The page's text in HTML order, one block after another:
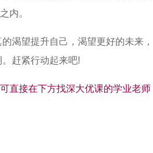
内。
渴望提升自己，渴望更好的未来，
赶紧行动起来吧!
直接在下方找深大优课的学业老师